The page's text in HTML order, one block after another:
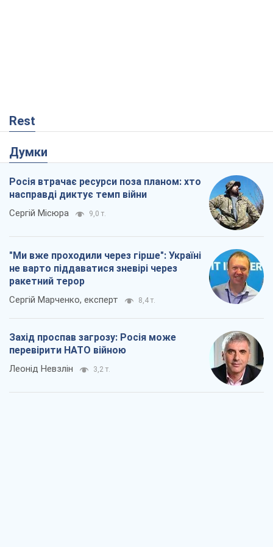
Rest
Думки
Росія втрачає ресурси поза планом: хто
насправді диктує темп війни
Сергій Місюра 9,0 т.
"Ми вже проходили через гірше": Україні
не варто піддаватися зневірі через
ракетний терор
Сергій Марченко, експерт 8,4 т.
Захід проспав загрозу: Росія може
перевірити НАТО війною
Леонід Невзлін 3,2 т.